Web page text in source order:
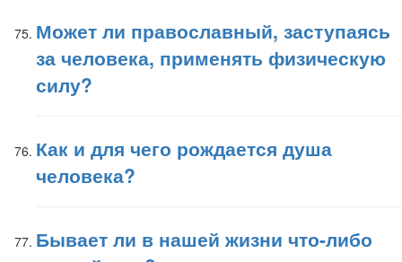
Может ли православный, заступаясь
за человека, применять физическую
силу?
Как и для чего рождается душа
человека?
Бывает ли в нашей жизни что-либо